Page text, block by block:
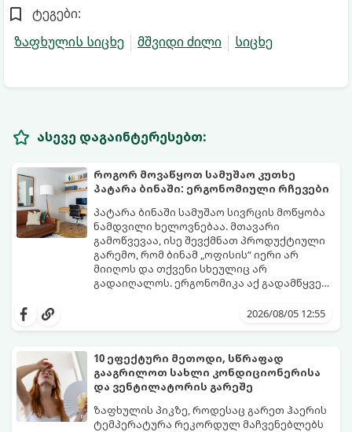
ტეგები:
ზაფხულის სიცხე
მშვიდი ძილი სიცხე
ასევე დაგაინტერესებთ:
როგორ მოვაწყოთ სამუშაო კუთხე
პატარა ბინაში: ერგონომიული რჩევები
პატარა ბინაში სამუშაო სივრცის მოწყობა
ნამდვილი ხელოვნებაა. მთავარი
გამოწვევაა, ისე შევქმნათ პროდუქტიული
გარემო, რომ ბინამ „ოფისის“ იერი არ
მიიღოს და თქვენი სხეულიც არ
გადაიღალოს. ერგონომიკა აქ გადამწყვეტ
2026/08/05 12:55
10 ეფექტური მეთოდი, სწრაფად
გააგრილოთ სახლი კონდიციონერისა
და ვენტილატორის გარეშე
ზაფხულის პიკზე, როდესაც გარეთ ჰაერის
ტემპერატურა რეკორდულ მაჩვენებლებს